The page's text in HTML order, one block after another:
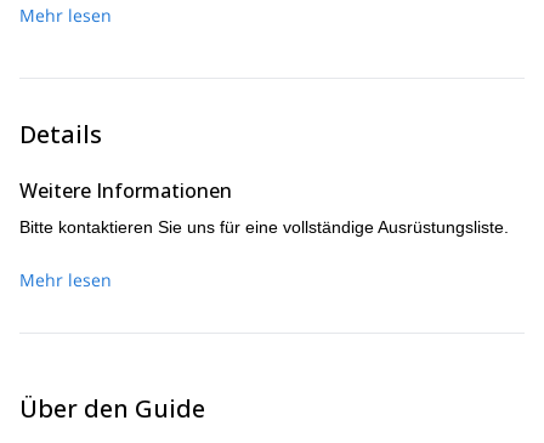
Restaurant gehen.
Hause.
Mehr lesen
Details
Weitere Informationen
Bitte kontaktieren Sie uns für eine vollständige Ausrüstungsliste.
Mehr lesen
Über den Guide